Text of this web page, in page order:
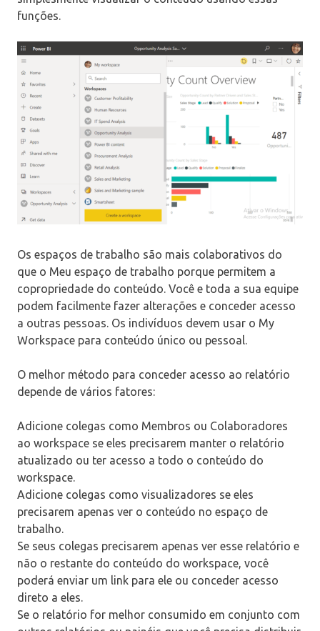
funções.
Os espaços de trabalho são mais colaborativos do
que o Meu espaço de trabalho porque permitem a
copropriedade do conteúdo. Você e toda a sua equipe
podem facilmente fazer alterações e conceder acesso
a outras pessoas. Os indivíduos devem usar o My
Workspace para conteúdo único ou pessoal.
O melhor método para conceder acesso ao relatório
depende de vários fatores:
Adicione colegas como Membros ou Colaboradores
ao workspace se eles precisarem manter o relatório
atualizado ou ter acesso a todo o conteúdo do
workspace.
Adicione colegas como visualizadores se eles
precisarem apenas ver o conteúdo no espaço de
trabalho.
Se seus colegas precisarem apenas ver esse relatório e
não o restante do conteúdo do workspace, você
poderá enviar um link para ele ou conceder acesso
direto a eles.
Se o relatório for melhor consumido em conjunto com